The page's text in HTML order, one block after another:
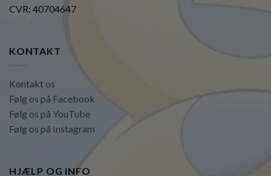
CVR: 40704647
KONTAKT
Kontakt os
Følg os på Facebook
Følg os på YouTube
Følg os på Instagram
HJÆLP OG INFO